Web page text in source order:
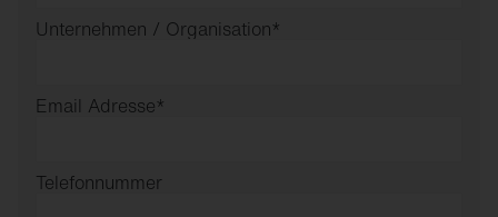
Unternehmen / Organisation*
Email Adresse*
Telefonnummer